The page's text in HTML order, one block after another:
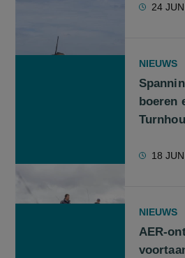
24
NIEUWS
boeren
18
NIEUWS
AER-